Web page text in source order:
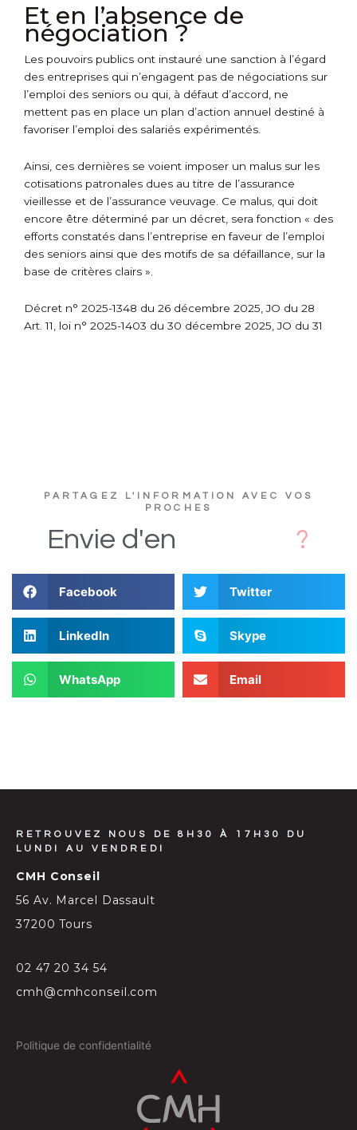
Et en l’absence de
négociation ?
Les pouvoirs publics ont instauré une sanction à l’égard
des entreprises qui n’engagent pas de négociations sur
l’emploi des seniors ou qui, à défaut d’accord, ne
mettent pas en place un plan d’action annuel destiné à
favoriser l’emploi des salariés expérimentés.
Ainsi, ces dernières se voient imposer un malus sur les
cotisations patronales dues au titre de l’assurance
vieillesse et de l’assurance veuvage. Ce malus, qui doit
encore être déterminé par un décret, sera fonction « des
efforts constatés dans l’entreprise en faveur de l’emploi
des seniors ainsi que des motifs de sa défaillance, sur la
base de critères clairs ».
Décret n° 2025-1348 du 26 décembre 2025, JO du 28
Art. 11, loi n° 2025-1403 du 30 décembre 2025, JO du 31
PARTAGEZ L'INFORMATION AVEC VOS
PROCHES
Envie d'en
Facebook Twitter
LinkedIn Skype
WhatsApp Email
RETROUVEZ NOUS DE 8H30 À 17H30 DU
LUNDI AU VENDREDI
CMH Conseil
56 Av. Marcel Dassault
37200 Tours
02 47 20 34 54
cmh@cmhconseil.com
Politique de confidentialité